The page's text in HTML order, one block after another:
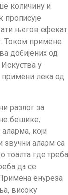
количину и
прописује
његов ефекат
Током примене
добијених од
у
лека од
разлог за
бешике,
који
звучни аларм са
где треба
да се
енуреза
високу